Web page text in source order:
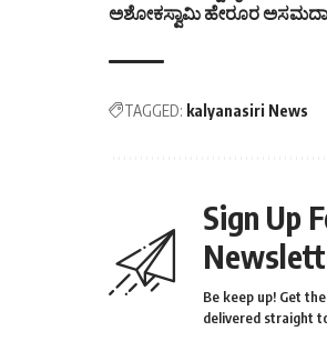
ಅಶೋಕಸ್ವಾಮಿ ಹೇರೂರ
TAGGED: kalyanasiri News
Sign Up
Be keep up! Get
delivered straight